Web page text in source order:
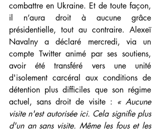
combattre en Ukraine. Et de toute façon,
il n’aura droit à aucune grâce
présidentielle, tout au contraire. Alexeï
Navalny a déclaré mercredi, via un
compte Twitter animé par ses soutiens,
avoir été transféré vers une unité
d'isolement carcéral aux conditions de
détention plus difficiles que son régime
actuel, sans droit de visite : « Aucune
visite n'est autorisée ici. Cela signifie plus
d'un an sans visite. Même les fous et les